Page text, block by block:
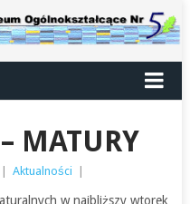
MATURY
Aktualności
w najbliższy wtorek